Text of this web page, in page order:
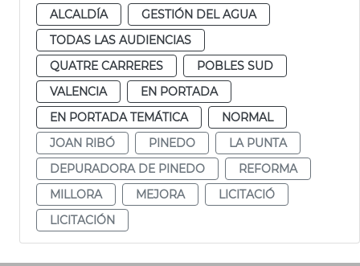
ALCALDÍA
GESTIÓN DEL AGUA
TODAS LAS AUDIENCIAS
QUATRE CARRERES
POBLES SUD
VALENCIA
EN PORTADA
EN PORTADA TEMÁTICA
NORMAL
JOAN RIBÓ
PINEDO
LA PUNTA
DEPURADORA DE PINEDO
REFORMA
MILLORA
MEJORA
LICITACIÓ
LICITACIÓN